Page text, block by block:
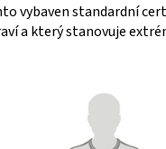
vybaven standardní
a který stanovuje